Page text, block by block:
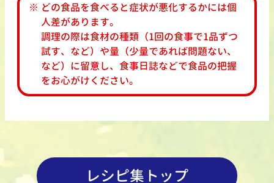
どの食品を食べると症状が悪化するかには個
人差があります。
調理の際は食材の種類（1回の食事で1品ずつ
試す、など）や量（少量であれば問題ない、
など）に留意し、食事日誌などで食品の把握
をお心がけください。
レシピ集トップ